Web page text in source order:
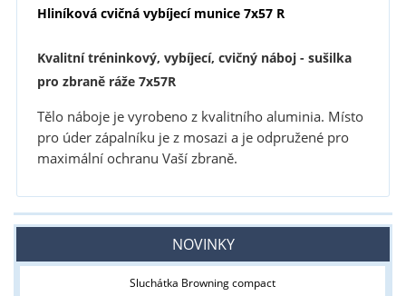
Hliníková cvičná vybíjecí munice 7x57 R
Kvalitní tréninkový, vybíjecí, cvičný náboj - sušilka
pro zbraně ráže 7x57R
Tělo náboje je vyrobeno z kvalitního aluminia. Místo
pro úder zápalníku je z mosazi a je odpružené pro
maximální ochranu Vaší zbraně.
NOVINKY
Sluchátka Browning compact